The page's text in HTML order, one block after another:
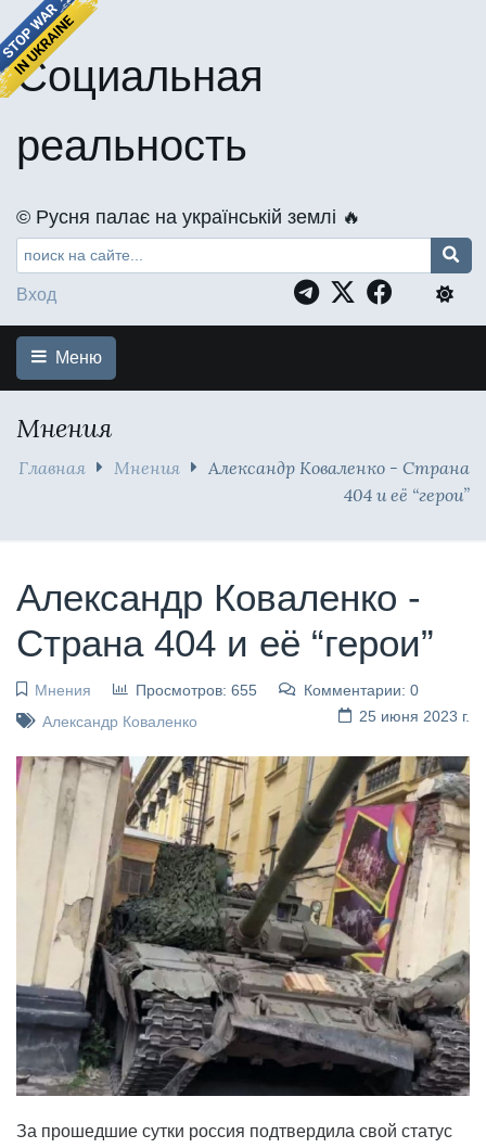
Социальная
реальность
©️ Русня палає на українській землі 🔥
Вход
Меню
Мнения
Главная Мнения
Александр Коваленко - Страна
404 и её “герои”
Александр Коваленко -
Страна 404 и её “герои”
Мнения Просмотров: 655
Комментарии: 0
25 июня 2023 г.
Александр Коваленко
За прошедшие сутки россия подтвердила свой статус